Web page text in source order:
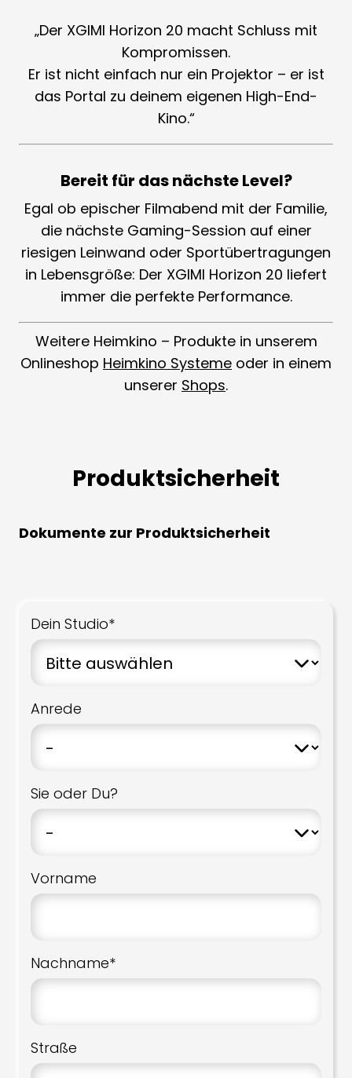
„Der XGIMI Horizon 20 macht Schluss mit
Kompromissen.
Er ist nicht einfach nur ein Projektor – er ist
das Portal zu deinem eigenen High-End-
Kino.“
Bereit für das nächste Level?
Egal ob epischer Filmabend mit der Familie,
die nächste Gaming-Session auf einer
riesigen Leinwand oder Sportübertragungen
in Lebensgröße: Der XGIMI Horizon 20 liefert
immer die perfekte Performance.
Weitere Heimkino – Produkte in unserem
Onlineshop Heimkino Systeme oder in einem
unserer Shops.
Produktsicherheit
Dokumente zur Produktsicherheit
Dein Studio*
Anrede
Sie oder Du?
Vorname
Nachname*
Straße